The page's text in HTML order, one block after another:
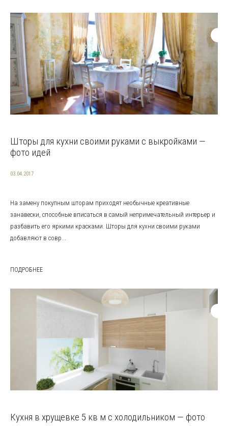
Шторы для кухни своими руками с выкройками —
фото идей
03.04.2017
На замену покупным шторам приходят необычные креативные
занавески, способные вписаться в самый непримечательный интерьер и
разбавить его яркими красками. Шторы для кухни своими руками
добавляют в совр...
ПОДРОБНЕЕ
Кухня в хрущевке 5 кв м с холодильником — фото